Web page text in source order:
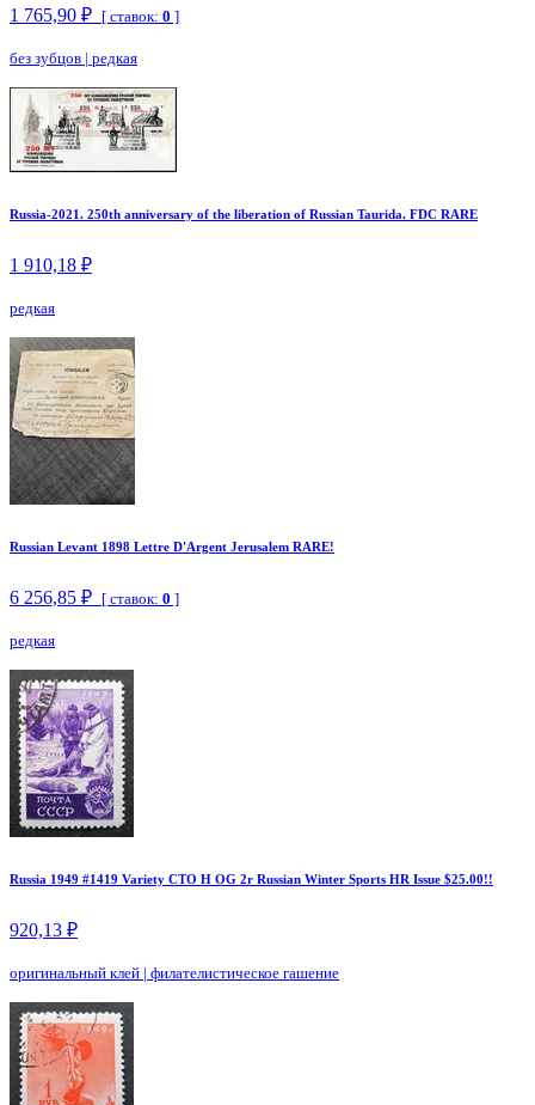
1 765,90 ₽ [ ставок: 0 ]
без зубцов | редкая
Russia-2021. 250th anniversary of the liberation of Russian Taurida. FDC RARE
1 910,18 ₽
редкая
Russian Levant 1898 Lettre D'Argent Jerusalem RARE!
6 256,85 ₽ [ ставок: 0 ]
редкая
Russia 1949 #1419 Variety CTO H OG 2r Russian Winter Sports HR Issue $25.00!!
920,13 ₽
оригинальный клей | филателистическое гашение